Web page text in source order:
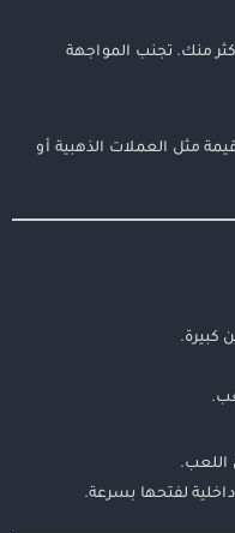
منك. تجنب المواجهة
مثل العملات الذهبية أو
كبيرة.
اللعب.
لفتحها بسرعة.